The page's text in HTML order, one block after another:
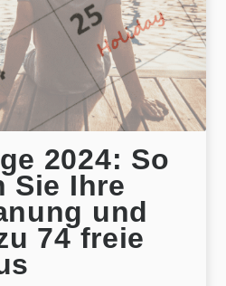
2024: So
Sie Ihre
und
74 freie